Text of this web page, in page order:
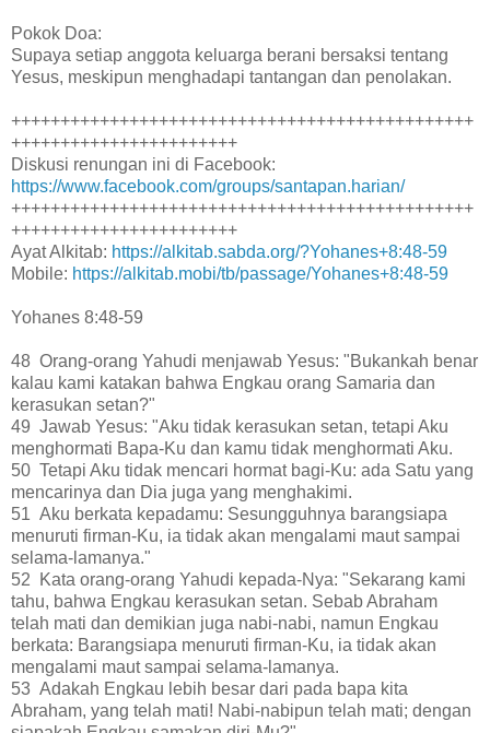
Pokok Doa:
Supaya setiap anggota keluarga berani bersaksi tentang
Yesus, meskipun menghadapi tantangan dan penolakan.
+++++++++++++++++++++++++++++++++++++++++++++++
+++++++++++++++++++++++
Diskusi renungan ini di Facebook:
https://www.facebook.com/groups/santapan.harian/
+++++++++++++++++++++++++++++++++++++++++++++++
+++++++++++++++++++++++
Ayat Alkitab: https://alkitab.sabda.org/?Yohanes+8:48-59
Mobile: https://alkitab.mobi/tb/passage/Yohanes+8:48-59
Yohanes 8:48-59
48 Orang-orang Yahudi menjawab Yesus: "Bukankah benar
kalau kami katakan bahwa Engkau orang Samaria dan
kerasukan setan?"
49 Jawab Yesus: "Aku tidak kerasukan setan, tetapi Aku
menghormati Bapa-Ku dan kamu tidak menghormati Aku.
50 Tetapi Aku tidak mencari hormat bagi-Ku: ada Satu yang
mencarinya dan Dia juga yang menghakimi.
51 Aku berkata kepadamu: Sesungguhnya barangsiapa
menuruti firman-Ku, ia tidak akan mengalami maut sampai
selama-lamanya."
52 Kata orang-orang Yahudi kepada-Nya: "Sekarang kami
tahu, bahwa Engkau kerasukan setan. Sebab Abraham
telah mati dan demikian juga nabi-nabi, namun Engkau
berkata: Barangsiapa menuruti firman-Ku, ia tidak akan
mengalami maut sampai selama-lamanya.
53 Adakah Engkau lebih besar dari pada bapa kita
Abraham, yang telah mati! Nabi-nabipun telah mati; dengan